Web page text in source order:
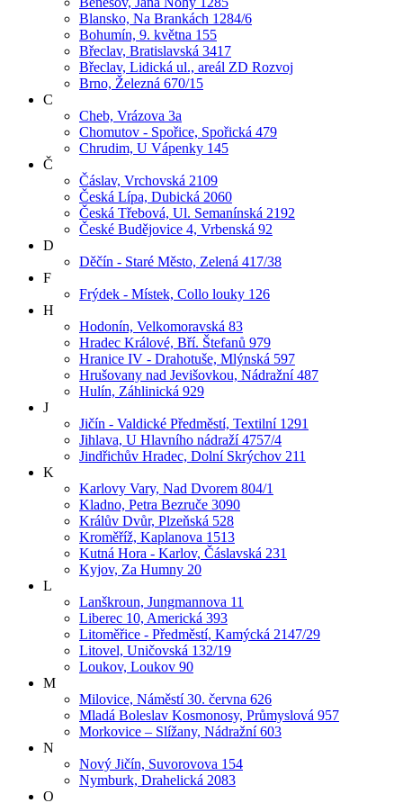
Blansko, Na Brankách 1284/6
Bohumín, 9. května 155
Břeclav, Bratislavská 3417
Břeclav, Lidická ul., areál ZD Rozvoj
Brno, Železná 670/15
C
Cheb, Vrázova 3a
Chomutov - Spořice, Spořická 479
Chrudim, U Vápenky 145
Č
Čáslav, Vrchovská 2109
Česká Lípa, Dubická 2060
Česká Třebová, Ul. Semanínská 2192
České Budějovice 4, Vrbenská 92
D
Děčín - Staré Město, Zelená 417/38
F
Frýdek - Místek, Collo louky 126
H
Hodonín, Velkomoravská 83
Hradec Králové, Bří. Štefanů 979
Hranice IV - Drahotuše, Mlýnská 597
Hrušovany nad Jevišovkou, Nádražní 487
Hulín, Záhlinická 929
J
Jičín - Valdické Předměstí, Textilní 1291
Jihlava, U Hlavního nádraží 4757/4
Jindřichův Hradec, Dolní Skrýchov 211
K
Karlovy Vary, Nad Dvorem 804/1
Kladno, Petra Bezruče 3090
Králův Dvůr, Plzeňská 528
Kroměříž, Kaplanova 1513
Kutná Hora - Karlov, Čáslavská 231
Kyjov, Za Humny 20
L
Lanškroun, Jungmannova 11
Liberec 10, Americká 393
Litoměřice - Předměstí, Kamýcká 2147/29
Litovel, Uničovská 132/19
Loukov, Loukov 90
M
Milovice, Náměstí 30. června 626
Mladá Boleslav Kosmonosy, Průmyslová 957
Morkovice – Slížany, Nádražní 603
N
Nový Jičín, Suvorovova 154
Nymburk, Drahelická 2083
O